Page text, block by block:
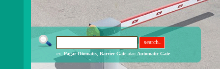
ex. Pagar Otomatis, Barrier Gateatau Automatic Gate